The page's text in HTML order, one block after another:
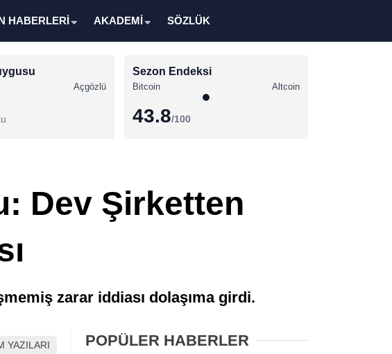
Altcoin Haberleri
Stablecoin Haberleri
HABERLERİ AKADEMİ SÖZLÜK
Açgözlü
Sezon Endeksi
Bitcoin Altcoin
43.8/100
Dev Şirketten
zarar iddiası dolaşıma girdi.
YAZILARI POPÜLER HABERLER